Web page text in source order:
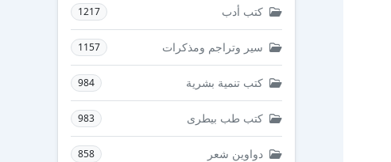
كتب أدب 1217
سير وتراجم ومذكرات 1157
كتب تنمية بشرية 984
كتب طب بيطرى 983
دواوين شعر 858